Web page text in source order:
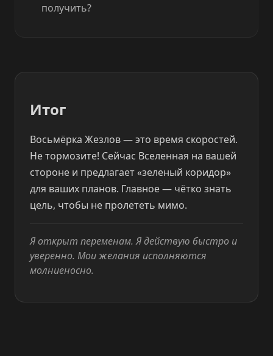
получить?
Итог
Восьмёрка Жезлов — это время скоростей.
Не тормозите! Сейчас Вселенная на вашей
стороне и предлагает «зеленый коридор»
для ваших планов. Главное — чётко знать
цель, чтобы не пролететь мимо.
Я открыт переменам. Я действую быстро и
уверенно. Мои желания исполняются
молниеносно.